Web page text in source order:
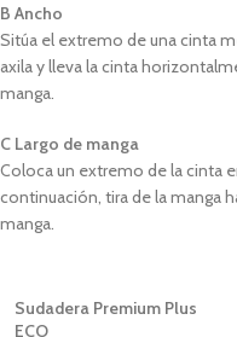
B Ancho
Sitúa el extremo de una cinta
axila y lleva la cinta
manga.
C Largo de manga
Coloca un extremo de la cinta
continuación, tira de la manga
manga.
Sudadera Premium Plus
ECO